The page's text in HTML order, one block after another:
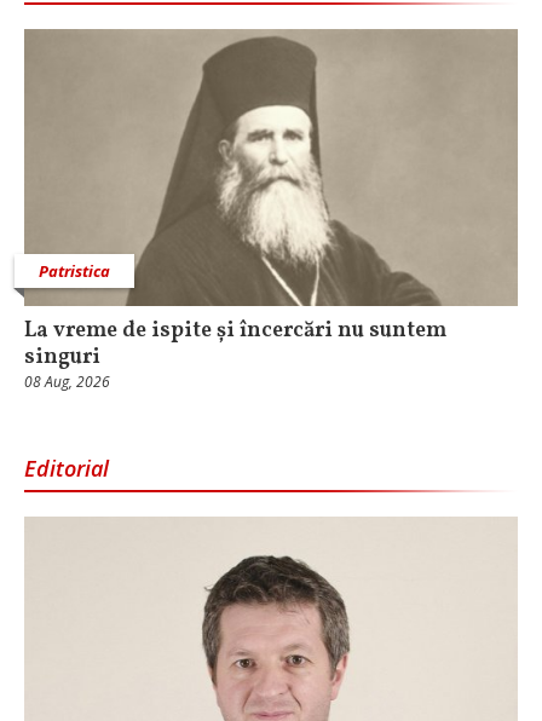
Patristica
La vreme de ispite și încercări nu suntem
singuri
08 Aug, 2026
Editorial